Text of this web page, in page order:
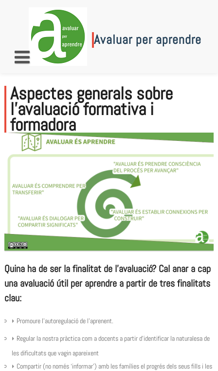
Avaluar per aprendre
Aspectes generals sobre
l’avaluació formativa i
formadora
Quina ha de ser la finalitat de l’avaluació? Cal anar a cap
una avaluació útil per aprendre a partir de tres finalitats
clau:
Promoure l’autoregulació de l’aprenent.
Regular la nostra pràctica com a docents a partir d’identificar la naturalesa de
les dificultats que vagin apareixent
Compartir (no només ‘informar’) amb les famílies el progrés dels seus fills i les